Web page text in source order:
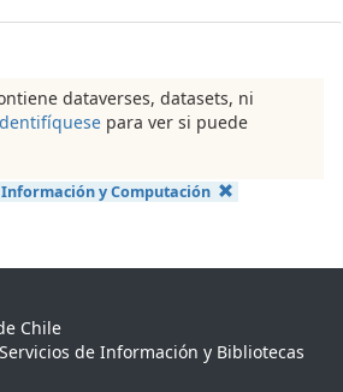
dataverses, datasets, ni
para ver si puede
Información y Computación
Chile
de Información y Bibliotecas